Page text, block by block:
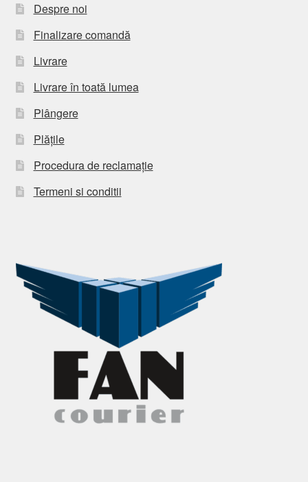
Despre noi
Finalizare comandă
Livrare
Livrare în toată lumea
Plângere
Plățile
Procedura de reclamație
Termeni si conditii